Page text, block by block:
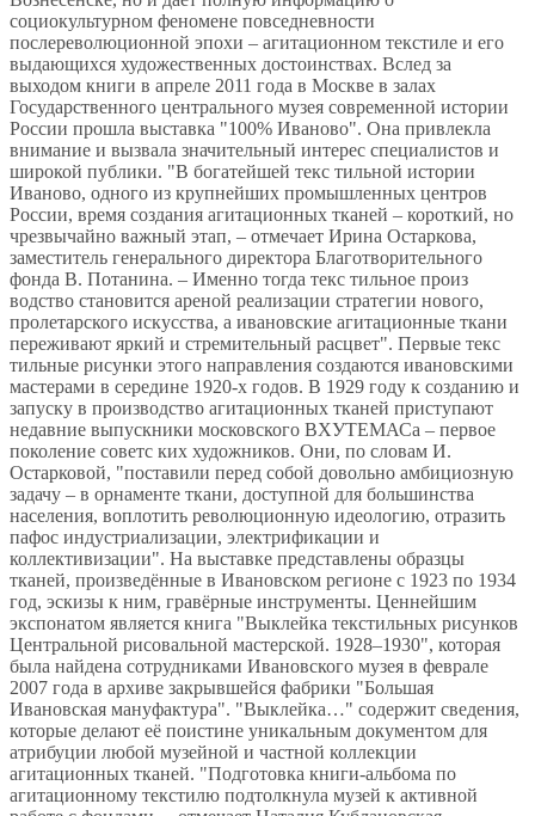
социокультурном феномене повседневности
послереволюционной эпохи – агитационном текстиле и его
выдающихся художественных достоинствах. Вслед за
выходом книги в апреле 2011 года в Москве в залах
Государственного центрального музея современной истории
России прошла выставка "100% Иваново". Она привлекла
внимание и вызвала значительный интерес специалистов и
широкой публики. "В богатейшей текс тильной истории
Иваново, одного из крупнейших промышленных центров
России, время создания агитационных тканей – короткий, но
чрезвычайно важный этап, – отмечает Ирина Остаркова,
заместитель генерального директора Благотворительного
фонда В. Потанина. – Именно тогда текс тильное произ
водство становится ареной реализации стратегии нового,
пролетарского искусства, а ивановские агитационные ткани
переживают яркий и стремительный расцвет". Первые текс
тильные рисунки этого направления создаются ивановскими
мастерами в середине 1920-х годов. В 1929 году к созданию и
запуску в производство агитационных тканей приступают
недавние выпускники московского ВХУТЕМАСа – первое
поколение советс ких художников. Они, по словам И.
Остарковой, "поставили перед собой довольно амбициозную
задачу – в орнаменте ткани, доступной для большинства
населения, воплотить революционную идеологию, отразить
пафос индустриализации, электрификации и
коллективизации". На выставке представлены образцы
тканей, произведённые в Ивановском регионе с 1923 по 1934
год, эскизы к ним, гравёрные инструменты. Ценнейшим
экспонатом является книга "Выклейка текстильных рисунков
Центральной рисовальной мастерской. 1928–1930", которая
была найдена сотрудниками Ивановского музея в феврале
2007 года в архиве закрывшейся фабрики "Большая
Ивановская мануфактура". "Выклейка…" содержит сведения,
которые делают её поистине уникальным документом для
атрибуции любой музейной и частной коллекции
агитационных тканей. "Подготовка книги-альбома по
агитационному текстилю подтолкнула музей к активной